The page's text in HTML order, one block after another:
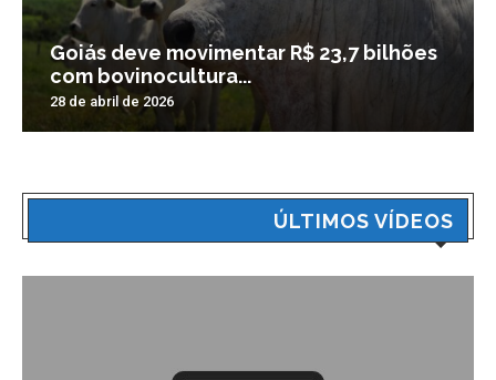
Goiás deve movimentar R$ 23,7 bilhões
com bovinocultura...
28 de abril de 2026
ÚLTIMOS VÍDEOS